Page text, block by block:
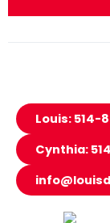
Louis: 514-
Cynthia: